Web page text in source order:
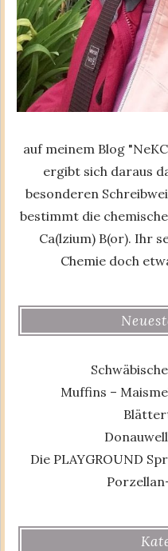
auf meinem Blog
ergibt sich daraus
besonderen
bestimmt die
Ca(lzium) B(or). Ihr
Chemie doch
Muffins –
Die PLAYGROUND